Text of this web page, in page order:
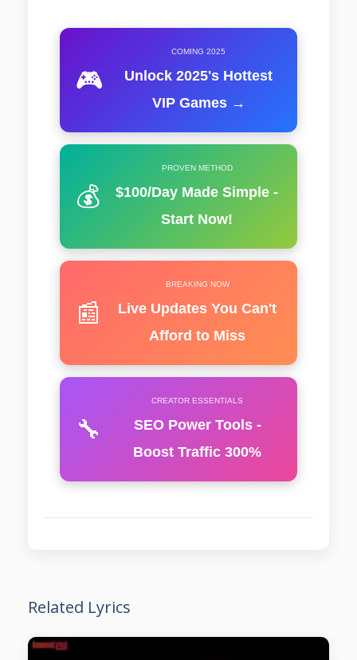
🎮
COMING 2025
Unlock 2025's Hottest
VIP Games →
💰
PROVEN METHOD
$100/Day Made Simple -
Start Now!
📰
BREAKING NOW
Live Updates You Can't
Afford to Miss
🔧
CREATOR ESSENTIALS
SEO Power Tools -
Boost Traffic 300%
Related Lyrics